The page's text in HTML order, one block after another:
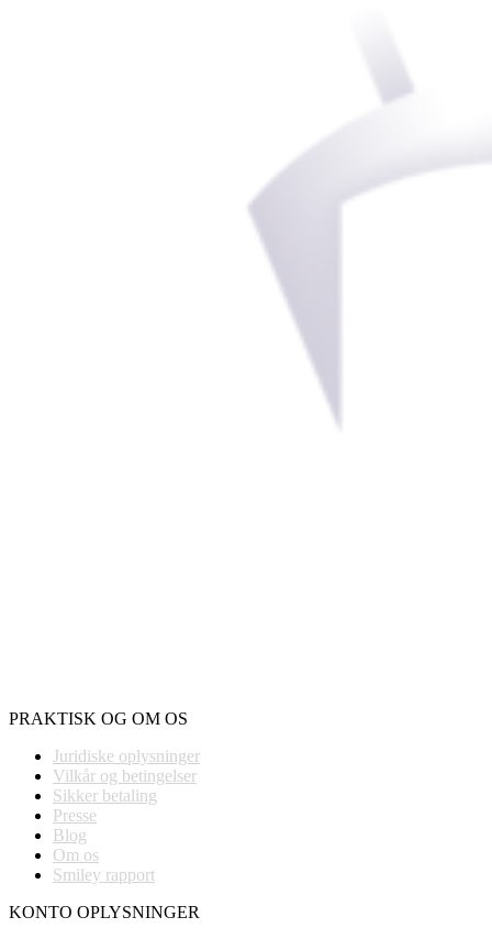
PRAKTISK OG OM OS
Juridiske oplysninger
Vilkår og betingelser
Sikker betaling
Presse
Blog
Om os
Smiley rapport
KONTO OPLYSNINGER